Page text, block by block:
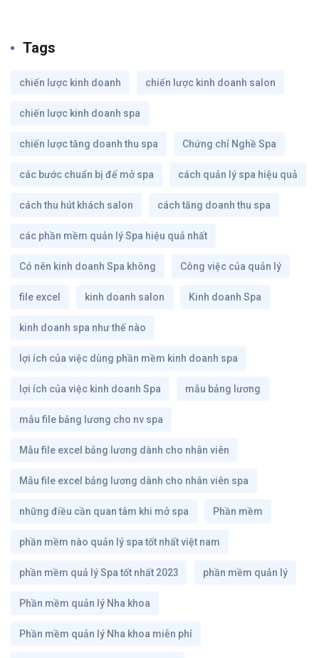
Tags
chiến lược kinh doanh chiến lược kinh doanh salon
chiến lược kinh doanh spa
chiến lược tăng doanh thu spa Chứng chỉ Nghề Spa
các bước chuẩn bị để mở spa cách quản lý spa hiệu quả
cách thu hút khách salon cách tăng doanh thu spa
các phần mềm quản lý Spa hiệu quả nhất
Có nên kinh doanh Spa không Công việc của quản lý
file excel kinh doanh salon Kinh doanh Spa
kinh doanh spa như thế nào
lợi ích của việc dùng phần mềm kinh doanh spa
lợi ích của việc kinh doanh Spa mẫu bảng lương
mẫu file bảng lương cho nv spa
Mẫu file excel bảng lương dành cho nhân viên
Mẫu file excel bảng lương dành cho nhân viên spa
những điều cần quan tâm khi mở spa Phần mềm
phần mềm nào quản lý spa tốt nhất việt nam
phần mềm quả lý Spa tốt nhất 2023 phần mềm quản lý
Phần mềm quản lý Nha khoa
Phần mềm quản lý Nha khoa miễn phí